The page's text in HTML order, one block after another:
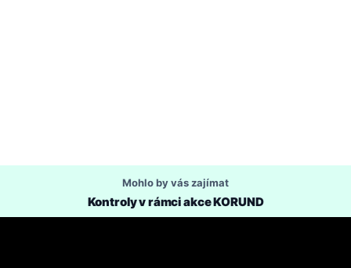
Mohlo by vás zajímat
Kontroly v rámci akce KORUND